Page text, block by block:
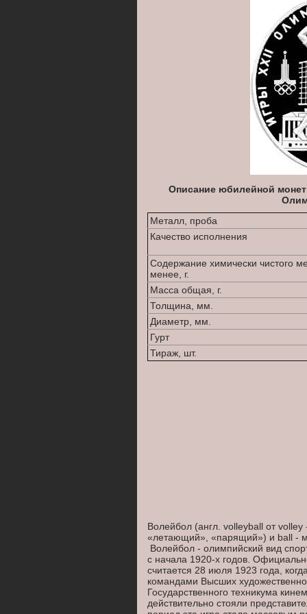
Описание юбилейной
Металл, проба
Качество исполнения
Содержание химически чистого
менее, г.
Масса общая, г.
Толщина, мм.
Диаметр, мм.
Гурт
Тираж, шт.
Волейбол (англ. volleyball от volley
«летающий», «парящий») и ball -
Волейбол - олимпийский вид
с начала 1920-х годов.
считается 28 июля 1923 года,
командами Высших
Государственного техникума
действительно стояли